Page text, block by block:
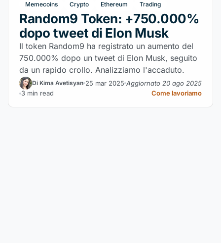
Memecoins Crypto Ethereum Trading
Random9 Token: +750.000%
dopo tweet di Elon Musk
Il token Random9 ha registrato un aumento del
750.000% dopo un tweet di Elon Musk, seguito
da un rapido crollo. Analizziamo l'accaduto.
Di Kima Avetisyan 25 mar 2025 Aggiornato 20 ago 2025
3 min read
Come lavoriamo